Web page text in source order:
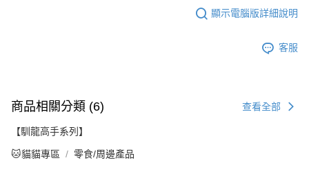
顯示電腦版詳細說明
客服
商品相關分類 (6) 查看全部
【馴龍高手系列】
🐱貓貓專區 零食/周邊產品